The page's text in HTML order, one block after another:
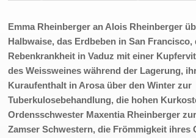
Emma Rheinberger an Alois Rheinberger
Halbwaise, das Erdbeben in San
Rebenkrankheit in Vaduz mit einer
des Weissweines während der Lagerung,
Kuraufenthalt in Arosa über den Winter zur
Tuberkulosebehandlung, die hohen
Ordensschwester Maxentia Rheinberger
Zamser Schwestern, die Frömmigkeit ihres